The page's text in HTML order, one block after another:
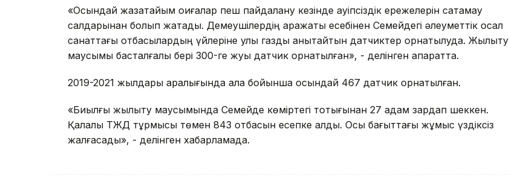
«Осындай жазатайым оқиғалар пеш пайдалану кезінде қауіпсіздік ережелерін сақтамау
салдарынан болып жатады. Демеушілердің қаражаты есебінен Семейдегі әлеуметтік осал
санаттағы отбасылардың үйлеріне улы газды анықтайтын датчиктер орнатылуда. Жылыту
маусымы басталғалы бері 300-ге жуық датчик орнатылған», - делінген ақпаратта.
2019-2021 жылдары аралығында қала бойынша осындай 467 датчик орнатылған.
«Биылғы жылыту маусымында Семейде көміртегі тотығынан 27 адам зардап шеккен.
Қалалық ТЖД тұрмысы төмен 843 отбасын есепке алды. Осы бағыттағы жұмыс үздіксіз
жалғасады», - делінген хабарламада.